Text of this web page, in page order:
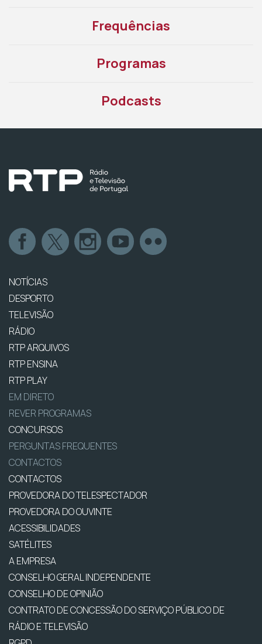
Frequências
Programas
Podcasts
NOTÍCIAS
DESPORTO
TELEVISÃO
RÁDIO
RTP ARQUIVOS
RTP ENSINA
RTP PLAY
EM DIRETO
REVER PROGRAMAS
CONCURSOS
PERGUNTAS FREQUENTES
CONTACTOS
CONTACTOS
PROVEDORA DO TELESPECTADOR
PROVEDORA DO OUVINTE
ACESSIBILIDADES
SATÉLITES
A EMPRESA
CONSELHO GERAL INDEPENDENTE
CONSELHO DE OPINIÃO
CONTRATO DE CONCESSÃO DO SERVIÇO PÚBLICO DE
RÁDIO E TELEVISÃO